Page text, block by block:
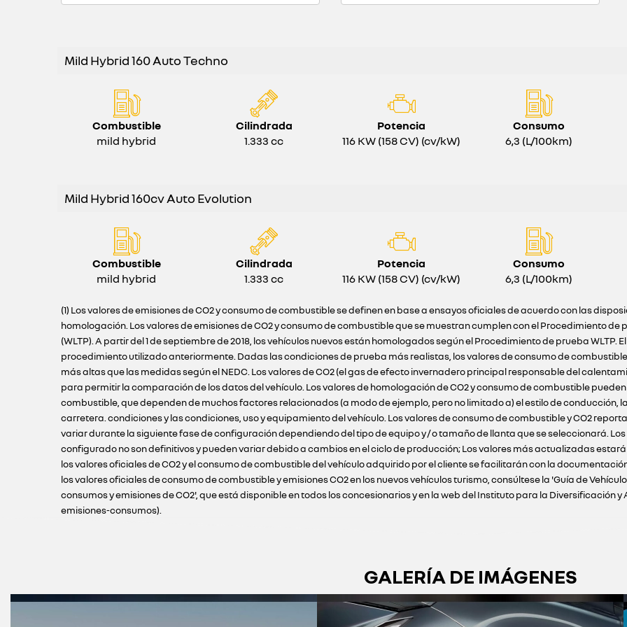
Mild Hybrid 160 Auto Techno
Combustible
mild hybrid
Cilindrada
1.333 cc
Potencia
116 KW (158 CV) (cv/kW)
Consumo
6,3 (L/100km)
Mild Hybrid 160cv Auto Evolution
Combustible
mild hybrid
Cilindrada
1.333 cc
Potencia
116 KW (158 CV) (cv/kW)
Consumo
6,3 (L/100km)
(1) Los valores de emisiones de CO2 y consumo de combustible se definen en base a ensayos oficiales de acuerdo con las
homologación. Los valores de emisiones de CO2 y consumo de combustible que se muestran cumplen con el Procedimiento
(WLTP). A partir del 1 de septiembre de 2018, los vehículos nuevos están homologados según el Procedimiento de prueba WLTP.
procedimiento utilizado anteriormente. Dadas las condiciones de prueba más realistas, los valores de consumo de combustible
más altas que las medidas según el NEDC. Los valores de CO2 (el gas de efecto invernadero principal responsable del
para permitir la comparación de los datos del vehículo. Los valores de homologación de CO2 y consumo de combustible
combustible, que dependen de muchos factores relacionados (a modo de ejemplo, pero no limitado a) el estilo de conducción,
carretera. condiciones y las condiciones, uso y equipamiento del vehículo. Los valores de consumo de combustible y CO2
variar durante la siguiente fase de configuración dependiendo del tipo de equipo y / o tamaño de llanta que se seleccionará.
configurado no son definitivos y pueden variar debido a cambios en el ciclo de producción; Los valores más actualizadas
los valores oficiales de CO2 y el consumo de combustible del vehículo adquirido por el cliente se facilitarán con la
los valores oficiales de consumo de combustible y emisiones CO2 en los nuevos vehículos turismo, consúltese la 'Guía de
consumos y emisiones de CO2', que está disponible en todos los concesionarios y en la web del Instituto para la Diversificación
emisiones-consumos).
GALERÍA DE IMÁGENES